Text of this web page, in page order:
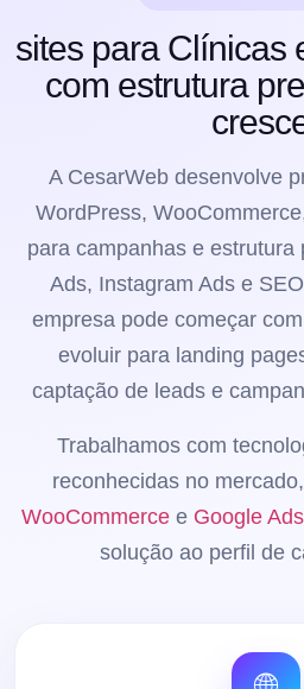
sites para Clínicas
com estrutura
A CesarWeb desenvolve
WordPress,
para campanhas e estrutura
Ads, Instagram Ads e
empresa pode começar
evoluir para landing
captação de leads e
Trabalhamos com
reconhecidas no
WooCommercee Google Ads
solução ao perfil de